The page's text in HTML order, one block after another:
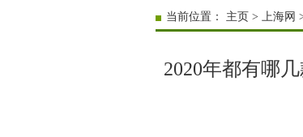
当前位置： 主页 > 上海网
2020年都有哪